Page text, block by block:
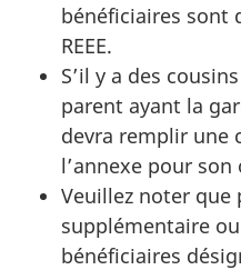
bénéficiaires sont
REEE.
S’il y a des
parent ayant la
devra remplir une
l’annexe pour
Veuillez noter que
supplémentaire
bénéficiaires